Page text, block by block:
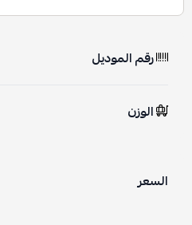
رقم الموديل
الوزن
السعر